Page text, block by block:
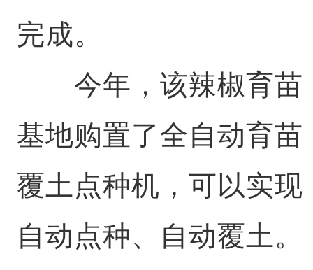
完成。
今年，该辣椒育苗
基地购置了全自动育苗
覆土点种机，可以实现
自动点种、自动覆土。